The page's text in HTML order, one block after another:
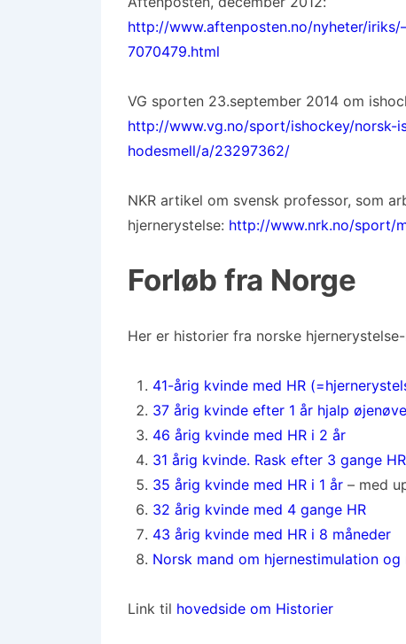
http://www.aftenposten.no/nyheter/
7070479.html
VG sporten 23.september 2014 om
http://www.vg.no/sport/ishockey/norsk-
hodesmell/a/23297362/
NKR artikel om svensk professor, som
hjernerystelse: http://www.nrk.no/sport/
Forløb fra Norge
Her er historier fra norske
41-årig kvinde med HR
37 årig kvinde efter 1 år hjalp
46 årig kvinde med HR i 2 år
31 årig kvinde. Rask efter 3 gange HR
35 årig kvinde med HR i 1 år – med
32 årig kvinde med 4 gange HR
43 årig kvinde med HR i 8 måneder
Norsk mand om hjernestimulation og
Link til hovedside om Historier